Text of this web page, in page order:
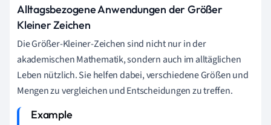
Alltagsbezogene Anwendungen der Größer
Kleiner Zeichen
Die Größer-Kleiner-Zeichen sind nicht nur in der
akademischen Mathematik, sondern auch im alltäglichen
Leben nützlich. Sie helfen dabei, verschiedene Größen und
Mengen zu vergleichen und Entscheidungen zu treffen.